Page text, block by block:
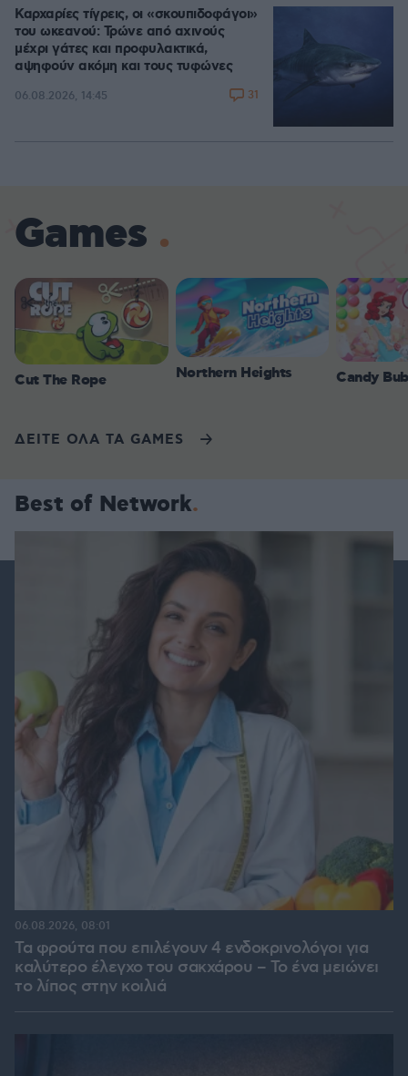
Καρχαρίες τίγρεις, οι «σκουπιδοφάγοι»
του ωκεανού: Τρώνε από αχινούς
μέχρι γάτες και προφυλακτικά,
αψηφούν ακόμη και τους τυφώνες
06.08.2026, 14:45 31
Games
Cut The Rope Northern Heights Candy
ΔΕΙΤΕ ΟΛΑ ΤΑ GAMES
Best of Network
Τα φρούτα που επιλέγουν 4 ενδοκρινολόγοι για
καλύτερο έλεγχο του σακχάρου – Το ένα μειώνει
το λίπος στην κοιλιά
06.08.2026, 08:01